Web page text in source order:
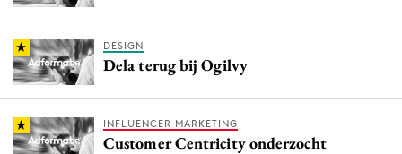
DESIGN
Dela terug bij Ogilvy
INFLUENCER MARKETING
Customer Centricity onderzocht